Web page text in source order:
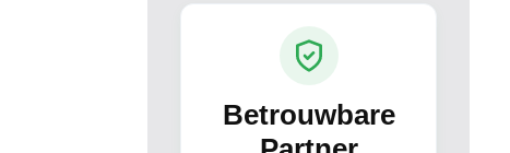
Betrouwbare